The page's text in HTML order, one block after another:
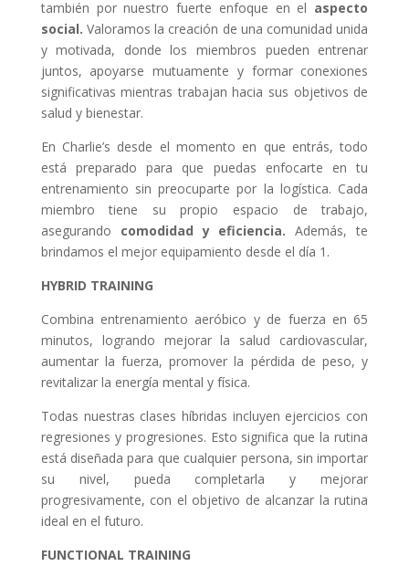
también por nuestro fuerte enfoque en el aspecto
social. Valoramos la creación de una comunidad unida
y motivada, donde los miembros pueden entrenar
juntos, apoyarse mutuamente y formar conexiones
significativas mientras trabajan hacia sus objetivos de
salud y bienestar.
En Charlie’s desde el momento en que entrás, todo
está preparado para que puedas enfocarte en tu
entrenamiento sin preocuparte por la logística. Cada
miembro tiene su propio espacio de trabajo,
asegurando comodidad y eficiencia. Además, te
brindamos el mejor equipamiento desde el día 1.
HYBRID TRAINING
Combina entrenamiento aeróbico y de fuerza en 65
minutos, logrando mejorar la salud cardiovascular,
aumentar la fuerza, promover la pérdida de peso, y
revitalizar la energía mental y física.
Todas nuestras clases híbridas incluyen ejercicios con
regresiones y progresiones. Esto significa que la rutina
está diseñada para que cualquier persona, sin importar
su nivel, pueda completarla y mejorar
progresivamente, con el objetivo de alcanzar la rutina
ideal en el futuro.
FUNCTIONAL TRAINING